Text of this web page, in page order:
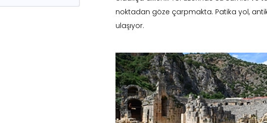
noktadan göze çarpmakta. Patika yol,
ulaşıyor.